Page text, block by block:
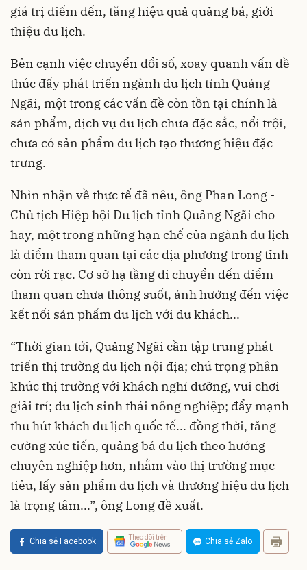
giá trị điểm đến, tăng hiệu quả quảng bá, giới
thiệu du lịch.
Bên cạnh việc chuyển đổi số, xoay quanh vấn đề
thúc đẩy phát triển ngành du lịch tỉnh Quảng
Ngãi, một trong các vấn đề còn tồn tại chính là
sản phẩm, dịch vụ du lịch chưa đặc sắc, nổi trội,
chưa có sản phẩm du lịch tạo thương hiệu đặc
trưng.
Nhìn nhận về thực tế đã nêu, ông Phan Long -
Chủ tịch Hiệp hội Du lịch tỉnh Quảng Ngãi cho
hay, một trong những hạn chế của ngành du lịch
là điểm tham quan tại các địa phương trong tỉnh
còn rời rạc. Cơ sở hạ tầng di chuyển đến điểm
tham quan chưa thông suốt, ảnh hưởng đến việc
kết nối sản phẩm du lịch với du khách...
“Thời gian tới, Quảng Ngãi cần tập trung phát
triển thị trường du lịch nội địa; chú trọng phân
khúc thị trường với khách nghỉ dưỡng, vui chơi
giải trí; du lịch sinh thái nông nghiệp; đẩy mạnh
thu hút khách du lịch quốc tế... đồng thời, tăng
cường xúc tiến, quảng bá du lịch theo hướng
chuyên nghiệp hơn, nhằm vào thị trường mục
tiêu, lấy sản phẩm du lịch và thương hiệu du lịch
là trọng tâm...”, ông Long đề xuất.
Chia sẻ Facebook Theo dõi trên Chia sẻ Zalo